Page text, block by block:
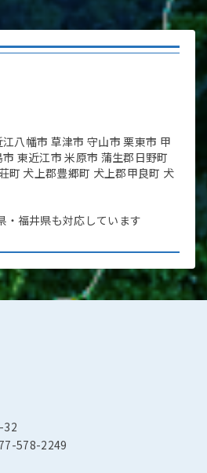
八幡市 草津市 守山市 栗東市 甲
東近江市 米原市 蒲生郡日野町
町 犬上郡豊郷町 犬上郡甲良町 犬
・福井県も対応しています
32
578-2249